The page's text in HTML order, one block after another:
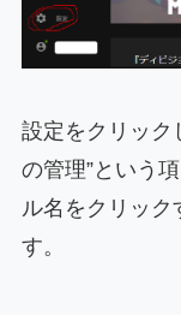
設定をクリック
の管理”という
ル名をクリック
す。